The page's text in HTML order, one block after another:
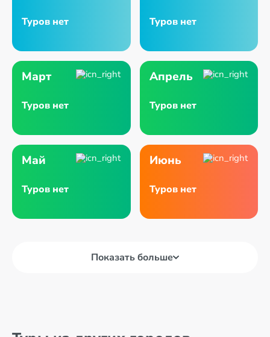
Туров нет Туров нет
Март
Туров нет
Апрель
Туров нет
Май
Туров нет
Июнь
Туров нет
Показать больше